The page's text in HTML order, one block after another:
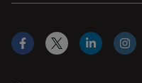
Facebook
X LinkedIn